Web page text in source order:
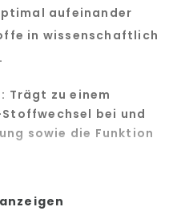
aufeinander
in wissenschaftlich
Trägt zu einem
bei und
sowie die Funktion
zu einem normalen